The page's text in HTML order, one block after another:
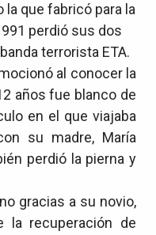
que fabricó para la
perdió sus dos
terrorista ETA.
al conocer la
años fue blanco de
en el que viajaba
su madre, María
perdió la pierna y
gracias a su novio,
la recuperación de